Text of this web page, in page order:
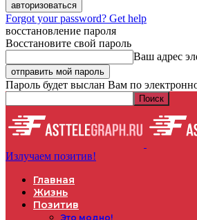
Forgot your password? Get help
восстановление пароля
Восстановите свой пароль
Ваш адрес
Пароль будет выслан Вам по
Излучаем позитив!
Главная
Жизнь
Позитив
Это модно!